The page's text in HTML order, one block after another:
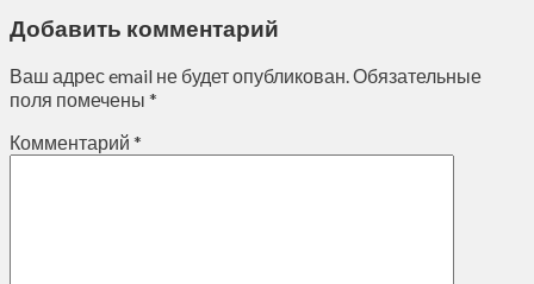
Добавить комментарий
Ваш адрес email не будет опубликован.Обязательные
поля помечены *
Комментарий *